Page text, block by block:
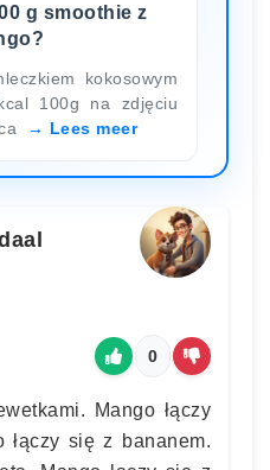
g smoothie z
kokosowym
100g na zdjęciu
Lees meer
0
Mango łączy
łączy się z bananem.